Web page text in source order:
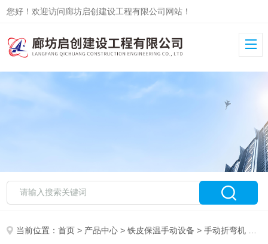
您好！欢迎访问廊坊启创建设工程有限公司网站！
当前位置：首页 > 产品中心 >铁皮保温手动设备 >手动折弯机